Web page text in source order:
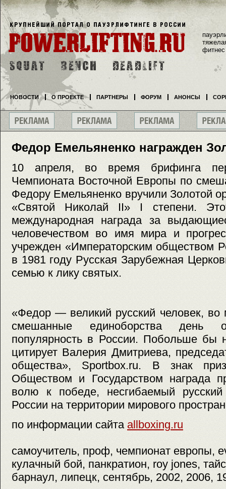
Федор Емельяненко награжден
10 апреля, во время брифинга
Чемпионата Восточной Европы по
Федору Емельяненко вручили Золотой
«Святой Николай II» I степени.
международная награда за
человечеством во имя мира и
учрежден «Императорским обществом
в 1981 году Русская Зарубежная
семью к лику святых.
«Федор — великий русский человек, во
смешанные единоборства день
популярность в России. Побольше
цитирует Валерия Дмитриева,
общества», Sportbox.ru. В знак
Обществом и Государством награда
волю к победе, несгибаемый
России на территории мирового
по информации сайта allboxing.ru
самоучитель, проф, чемпионат европы,
кулачный бой, панкратион, roy jones,
барнаул, липецк, сентябрь, 2002, 2006,
фитнес
НОВОСТИ О ПРОЕКТЕ ПАРТНЕРЫ ФОРУМ АНОНСЫ